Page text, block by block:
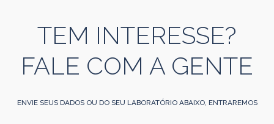
TEM INTERESSE?
FALE COM A GENTE
ENVIE SEUS DADOS OU DO SEU LABORATÓRIO ABAIXO, ENTRAREMOS